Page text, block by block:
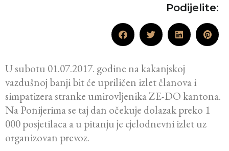
Podijelite:
U subotu 01.07.2017. godine na kakanjskoj
vazdušnoj banji bit će upriličen izlet članova i
simpatizera stranke umirovljenika ZE-DO kantona.
Na Ponijerima se taj dan očekuje dolazak preko 1
000 posjetilaca a u pitanju je cjelodnevni izlet uz
organizovan prevoz.